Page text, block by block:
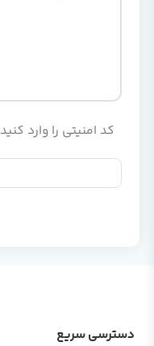
کد امنیتی را وارد کنید
دسترسی سریع